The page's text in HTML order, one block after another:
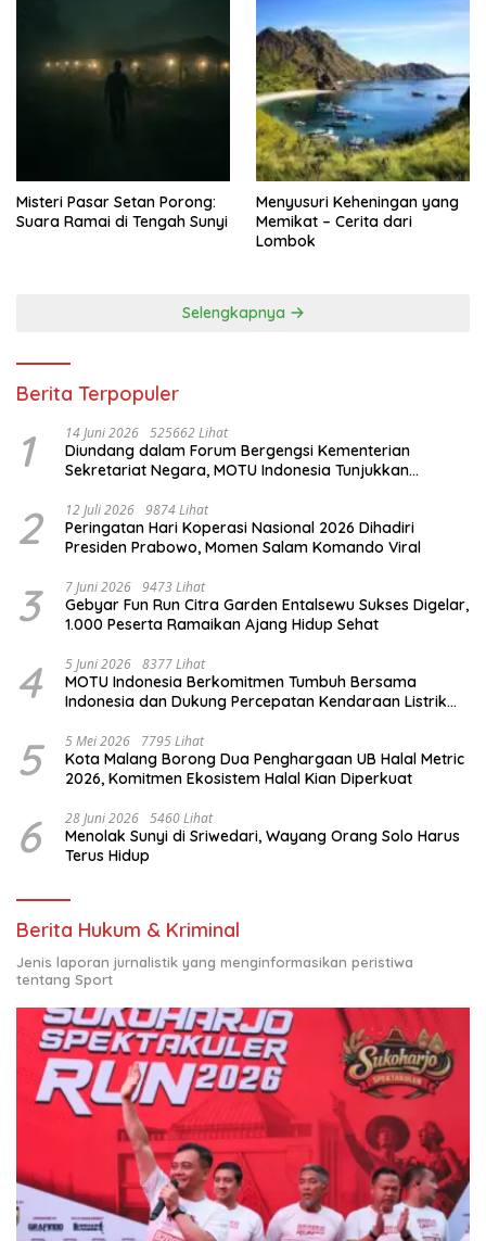
Misteri Pasar Setan Porong:
Suara Ramai di Tengah Sunyi
Menyusuri Keheningan yang
Memikat – Cerita dari
Lombok
Selengkapnya
Berita Terpopuler
1 14 Juni 2026 525662 Lihat
Diundang dalam Forum Bergengsi Kementerian
Sekretariat Negara, MOTU Indonesia Tunjukkan
2 12 Juli 2026 9874 Lihat
Peringatan Hari Koperasi Nasional 2026 Dihadiri
Presiden Prabowo, Momen Salam Komando Viral
3 7 Juni 2026 9473 Lihat
Gebyar Fun Run Citra Garden Entalsewu Sukses Digelar,
1.000 Peserta Ramaikan Ajang Hidup Sehat
4 5 Juni 2026 8377 Lihat
MOTU Indonesia Berkomitmen Tumbuh Bersama
Indonesia dan Dukung Percepatan Kendaraan Listrik
5 5 Mei 2026 7795 Lihat
Kota Malang Borong Dua Penghargaan UB Halal Metric
2026, Komitmen Ekosistem Halal Kian Diperkuat
6 28 Juni 2026 5460 Lihat
Menolak Sunyi di Sriwedari, Wayang Orang Solo Harus
Terus Hidup
Berita Hukum & Kriminal
Jenis laporan jurnalistik yang menginformasikan peristiwa
tentang Sport